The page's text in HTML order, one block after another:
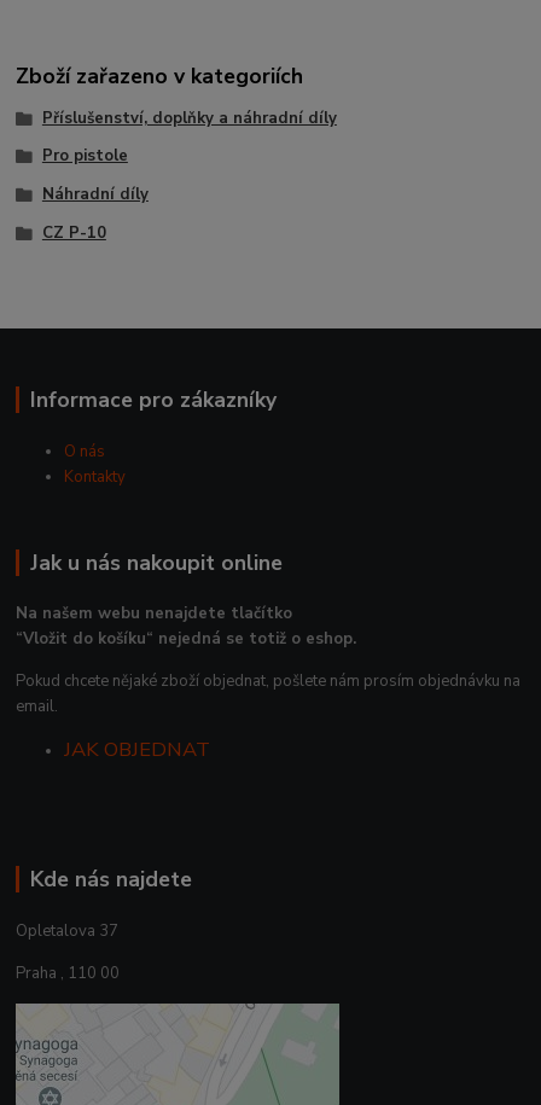
Zboží zařazeno v kategoriích
Příslušenství, doplňky a náhradní díly
Pro pistole
Náhradní díly
CZ P-10
Informace pro zákazníky
O nás
Kontakty
Jak u nás nakoupit online
Na našem webu nenajdete tlačítko
“Vložit do košíku“ nejedná se totiž o eshop.
Pokud chcete nějaké zboží objednat, pošlete nám prosím objednávku na
email.
JAK OBJEDNAT
Kde nás najdete
Opletalova 37
Praha , 110 00